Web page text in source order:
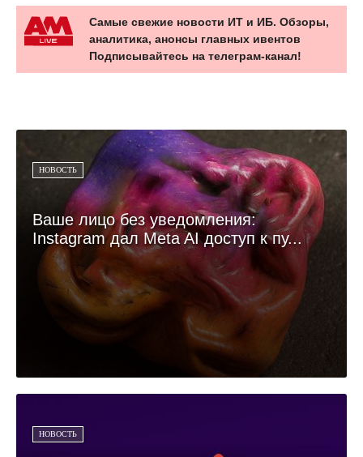
Самые свежие новости ИТ и ИБ. Обзоры,
аналитика, анонсы главных ивентов
Подписывайтесь на телеграм-канал!
НОВОСТЬ
Ваше лицо без уведомления:
Instagram дал Meta AI доступ к пу...
НОВОСТЬ